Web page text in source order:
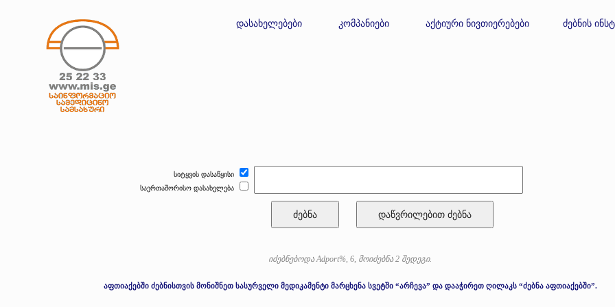
დასახელებები კომპანიები აქტიური ნივთიერებები ძებნის
სიტყვის დასაწყისი
საერთაშორისო დასახელება
ძებნა
იძებნებოდა Adport%, 6, მოიძებნა 2 შედეგი.
აფთიაქებში ძებნისთვის მონიშნეთ სასურველი მედიკამენტი მარცხენა სვეტში “არჩევა” და დააჭირეთ ღილაკს “ძებნა აფთიაქებში”.